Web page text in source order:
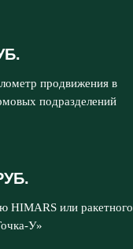
продвижения в
подразделений
HIMARS или ракетного
У»